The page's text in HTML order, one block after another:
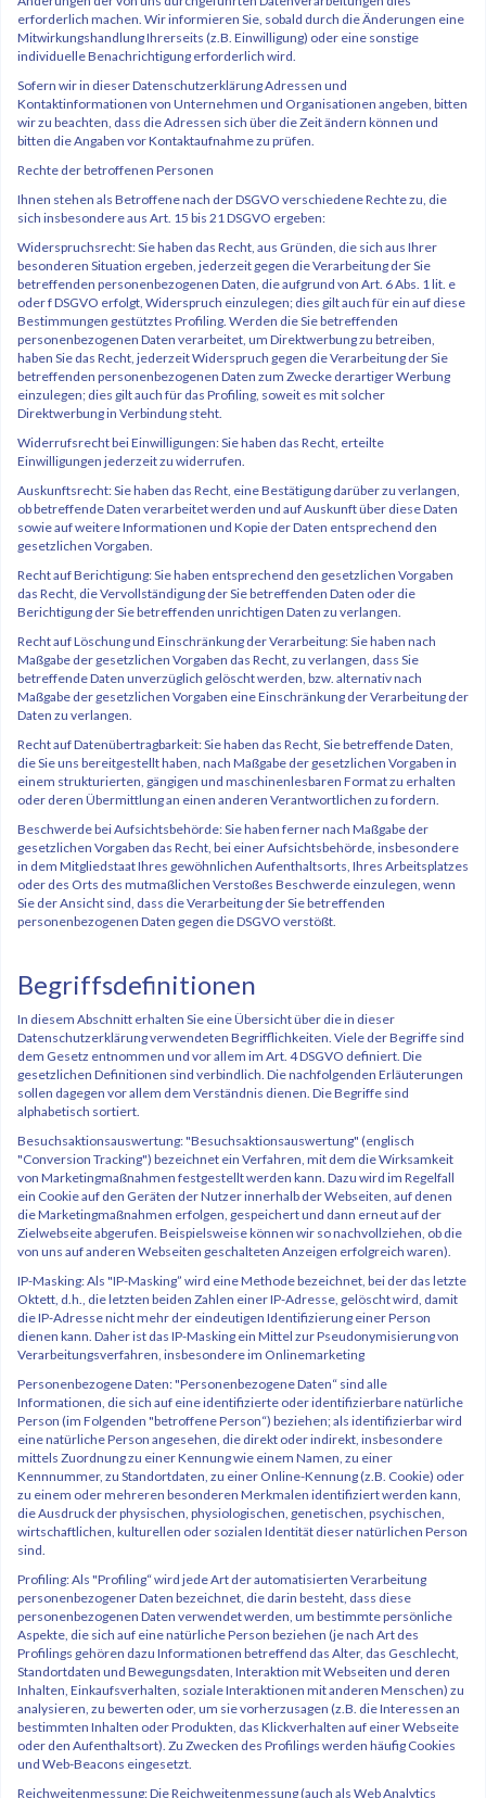
erforderlich machen. Wir informieren Sie, sobald durch die Änderungen eine
Mitwirkungshandlung Ihrerseits (z.B. Einwilligung) oder eine sonstige
individuelle Benachrichtigung erforderlich wird.
Sofern wir in dieser Datenschutzerklärung Adressen und
Kontaktinformationen von Unternehmen und Organisationen angeben, bitten
wir zu beachten, dass die Adressen sich über die Zeit ändern können und
bitten die Angaben vor Kontaktaufnahme zu prüfen.
Rechte der betroffenen Personen
Ihnen stehen als Betroffene nach der DSGVO verschiedene Rechte zu, die
sich insbesondere aus Art. 15 bis 21 DSGVO ergeben:
Widerspruchsrecht: Sie haben das Recht, aus Gründen, die sich aus Ihrer
besonderen Situation ergeben, jederzeit gegen die Verarbeitung der Sie
betreffenden personenbezogenen Daten, die aufgrund von Art. 6 Abs. 1 lit. e
oder f DSGVO erfolgt, Widerspruch einzulegen; dies gilt auch für ein auf diese
Bestimmungen gestütztes Profiling. Werden die Sie betreffenden
personenbezogenen Daten verarbeitet, um Direktwerbung zu betreiben,
haben Sie das Recht, jederzeit Widerspruch gegen die Verarbeitung der Sie
betreffenden personenbezogenen Daten zum Zwecke derartiger Werbung
einzulegen; dies gilt auch für das Profiling, soweit es mit solcher
Direktwerbung in Verbindung steht.
Widerrufsrecht bei Einwilligungen: Sie haben das Recht, erteilte
Einwilligungen jederzeit zu widerrufen.
Auskunftsrecht: Sie haben das Recht, eine Bestätigung darüber zu verlangen,
ob betreffende Daten verarbeitet werden und auf Auskunft über diese Daten
sowie auf weitere Informationen und Kopie der Daten entsprechend den
gesetzlichen Vorgaben.
Recht auf Berichtigung: Sie haben entsprechend den gesetzlichen Vorgaben
das Recht, die Vervollständigung der Sie betreffenden Daten oder die
Berichtigung der Sie betreffenden unrichtigen Daten zu verlangen.
Recht auf Löschung und Einschränkung der Verarbeitung: Sie haben nach
Maßgabe der gesetzlichen Vorgaben das Recht, zu verlangen, dass Sie
betreffende Daten unverzüglich gelöscht werden, bzw. alternativ nach
Maßgabe der gesetzlichen Vorgaben eine Einschränkung der Verarbeitung der
Daten zu verlangen.
Recht auf Datenübertragbarkeit: Sie haben das Recht, Sie betreffende Daten,
die Sie uns bereitgestellt haben, nach Maßgabe der gesetzlichen Vorgaben in
einem strukturierten, gängigen und maschinenlesbaren Format zu erhalten
oder deren Übermittlung an einen anderen Verantwortlichen zu fordern.
Beschwerde bei Aufsichtsbehörde: Sie haben ferner nach Maßgabe der
gesetzlichen Vorgaben das Recht, bei einer Aufsichtsbehörde, insbesondere
in dem Mitgliedstaat Ihres gewöhnlichen Aufenthaltsorts, Ihres Arbeitsplatzes
oder des Orts des mutmaßlichen Verstoßes Beschwerde einzulegen, wenn
Sie der Ansicht sind, dass die Verarbeitung der Sie betreffenden
personenbezogenen Daten gegen die DSGVO verstößt.
Begriffsdefinitionen
In diesem Abschnitt erhalten Sie eine Übersicht über die in dieser
Datenschutzerklärung verwendeten Begrifflichkeiten. Viele der Begriffe sind
dem Gesetz entnommen und vor allem im Art. 4 DSGVO definiert. Die
gesetzlichen Definitionen sind verbindlich. Die nachfolgenden Erläuterungen
sollen dagegen vor allem dem Verständnis dienen. Die Begriffe sind
alphabetisch sortiert.
Besuchsaktionsauswertung: "Besuchsaktionsauswertung" (englisch
"Conversion Tracking") bezeichnet ein Verfahren, mit dem die Wirksamkeit
von Marketingmaßnahmen festgestellt werden kann. Dazu wird im Regelfall
ein Cookie auf den Geräten der Nutzer innerhalb der Webseiten, auf denen
die Marketingmaßnahmen erfolgen, gespeichert und dann erneut auf der
Zielwebseite abgerufen. Beispielsweise können wir so nachvollziehen, ob die
von uns auf anderen Webseiten geschalteten Anzeigen erfolgreich waren).
IP-Masking: Als "IP-Masking” wird eine Methode bezeichnet, bei der das letzte
Oktett, d.h., die letzten beiden Zahlen einer IP-Adresse, gelöscht wird, damit
die IP-Adresse nicht mehr der eindeutigen Identifizierung einer Person
dienen kann. Daher ist das IP-Masking ein Mittel zur Pseudonymisierung von
Verarbeitungsverfahren, insbesondere im Onlinemarketing
Personenbezogene Daten: "Personenbezogene Daten“ sind alle
Informationen, die sich auf eine identifizierte oder identifizierbare natürliche
Person (im Folgenden "betroffene Person“) beziehen; als identifizierbar wird
eine natürliche Person angesehen, die direkt oder indirekt, insbesondere
mittels Zuordnung zu einer Kennung wie einem Namen, zu einer
Kennnummer, zu Standortdaten, zu einer Online-Kennung (z.B. Cookie) oder
zu einem oder mehreren besonderen Merkmalen identifiziert werden kann,
die Ausdruck der physischen, physiologischen, genetischen, psychischen,
wirtschaftlichen, kulturellen oder sozialen Identität dieser natürlichen Person
sind.
Profiling: Als "Profiling“ wird jede Art der automatisierten Verarbeitung
personenbezogener Daten bezeichnet, die darin besteht, dass diese
personenbezogenen Daten verwendet werden, um bestimmte persönliche
Aspekte, die sich auf eine natürliche Person beziehen (je nach Art des
Profilings gehören dazu Informationen betreffend das Alter, das Geschlecht,
Standortdaten und Bewegungsdaten, Interaktion mit Webseiten und deren
Inhalten, Einkaufsverhalten, soziale Interaktionen mit anderen Menschen) zu
analysieren, zu bewerten oder, um sie vorherzusagen (z.B. die Interessen an
bestimmten Inhalten oder Produkten, das Klickverhalten auf einer Webseite
oder den Aufenthaltsort). Zu Zwecken des Profilings werden häufig Cookies
und Web-Beacons eingesetzt.
Reichweitenmessung: Die Reichweitenmessung (auch als Web Analytics